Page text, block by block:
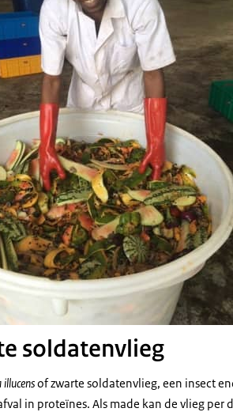
soldatenvlieg
of zwarte soldatenvlieg, een insect
in proteïnes. Als made kan de vlieg